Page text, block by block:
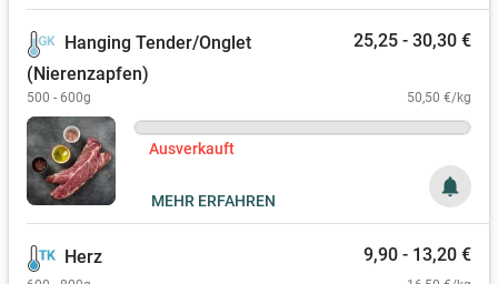
Hanging Tender/Onglet
(Nierenzapfen)
25,25 - 30,30 €
500 - 600g 50,50 €/kg
Ausverkauft
notifications
MEHR ERFAHREN
Herz 9,90 - 13,20 €